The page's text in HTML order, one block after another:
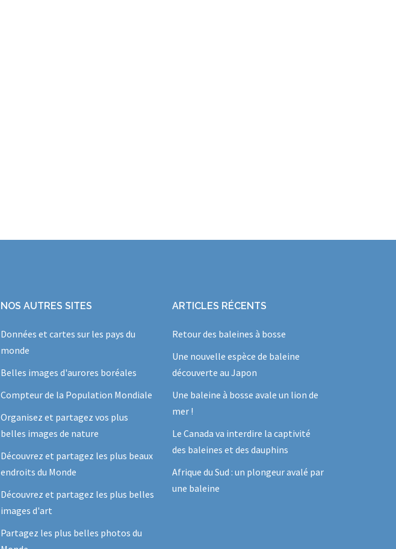
NOS AUTRES SITES
Données et cartes sur les pays du
monde
Belles images d'aurores boréales
Compteur de la Population Mondiale
Organisez et partagez vos plus
belles images de nature
Découvrez et partagez les plus beaux
endroits du Monde
Découvrez et partagez les plus belles
images d'art
Partagez les plus belles photos du
ARTICLES RÉCENTS
Retour des baleines à bosse
Une nouvelle espèce de baleine
découverte au Japon
Une baleine à bosse avale un lion de
mer !
Le Canada va interdire la captivité
des baleines et des dauphins
Afrique du Sud : un plongeur avalé par
une baleine